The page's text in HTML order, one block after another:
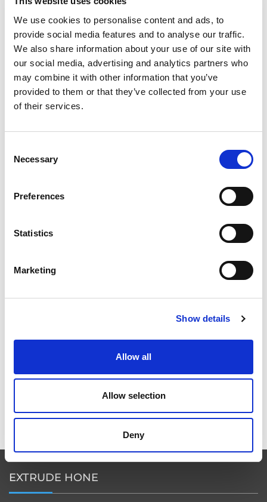
We use cookies to personalise content and ads, to
provide social media features and to analyse our traffic.
We also share information about your use of our site with
our social media, advertising and analytics partners who
may combine it with other information that you’ve
provided to them or that they’ve collected from your use
of their services.
Selection
Necessary
Preferences
Statistics
Marketing
Show details
Allow all
Allow selection
Deny
for:
NOS DERNIERS ARTICLES
FA REVIENT DANS UN PAYSAGE INDUSTRIEL EN
MOTEURS PLUS PUISSANTS POUR LES
OMTEC 2025 : LE RENDEZ-VOUS
PERFORMANCE EN ORTHOPÉDIE
EXTRUDE HONE